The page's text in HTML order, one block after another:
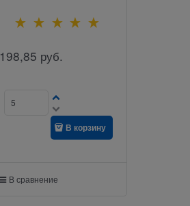
198,85 руб.
В корзину
В сравнение